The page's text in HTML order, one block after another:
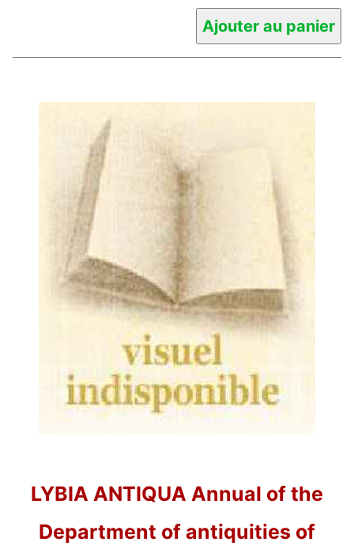
LYBIA ANTIQUA Annual of the
Department of antiquities of